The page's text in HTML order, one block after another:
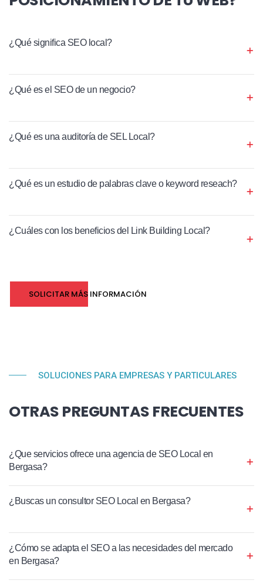
¿Qué significa SEO local?
¿Qué es el SEO de un negocio?
¿Qué es una auditoría de SEL Local?
¿Qué es un estudio de palabras clave o keyword reseach?
¿Cuáles con los beneficios del Link Building Local?
SOLICITAR MÁS INFORMACIÓN
SOLUCIONES PARA EMPRESAS Y PARTICULARES
OTRAS PREGUNTAS FRECUENTES
¿Que servicios ofrece una agencia de SEO Local en
Bergasa?
¿Buscas un consultor SEO Local en Bergasa?
¿Cómo se adapta el SEO a las necesidades del mercado
en Bergasa?